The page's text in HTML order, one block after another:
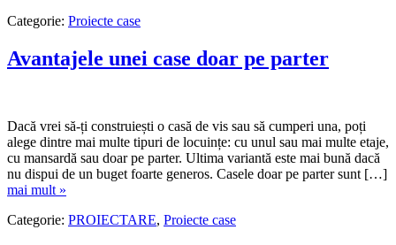
Categorie: Proiecte case
Avantajele unei case doar pe parter
Dacă vrei să-ți construiești o casă de vis sau să cumperi una, poți
alege dintre mai multe tipuri de locuințe: cu unul sau mai multe etaje,
cu mansardă sau doar pe parter. Ultima variantă este mai bună dacă
nu dispui de un buget foarte generos. Casele doar pe parter sunt […]
mai mult »
Categorie: PROIECTARE, Proiecte case